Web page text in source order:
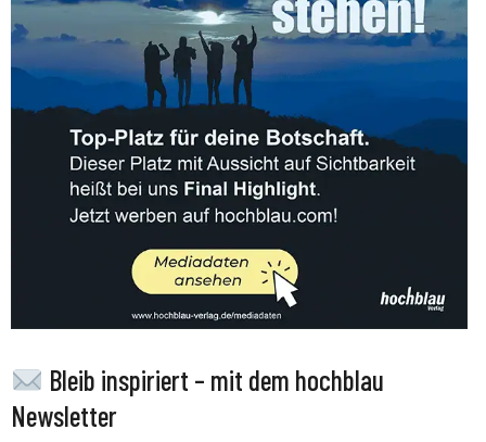
Bleib inspiriert – mit dem hochblau
Newsletter